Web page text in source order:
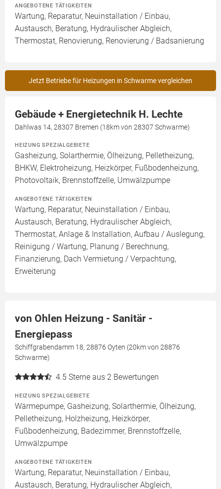
ANGEBOTENE TÄTIGKEITEN
Wartung, Reparatur, Neuinstallation / Einbau,
Austausch, Beratung, Hydraulischer Abgleich,
Thermostat, Renovierung, Renovierung / Badsanierung
Jetzt Betriebe für Heizungen in Schwarme vergleichen
Gebäude + Energietechnik H. Lechte
Dahlwas 14, 28307 Bremen (18km von 28307 Schwarme)
HEIZUNG SPEZIALGEBIETE
Gasheizung, Solarthermie, Ölheizung, Pelletheizung,
BHKW, Elektroheizung, Heizkörper, Fußbodenheizung,
Photovoltaik, Brennstoffzelle, Umwälzpumpe
ANGEBOTENE TÄTIGKEITEN
Wartung, Reparatur, Neuinstallation / Einbau,
Austausch, Beratung, Hydraulischer Abgleich,
Thermostat, Anlage & Installation, Aufbau / Auslegung,
Reinigung / Wartung, Planung / Berechnung,
Finanzierung, Dach Vermietung / Verpachtung,
Erweiterung
von Ohlen Heizung - Sanitär -
Energiepass
Schiffgrabendamm 18, 28876 Oyten (20km von 28876
Schwarme)
4.5 Sterne aus 2 Bewertungen
HEIZUNG SPEZIALGEBIETE
Wärmepumpe, Gasheizung, Solarthermie, Ölheizung,
Pelletheizung, Holzheizung, Heizkörper,
Fußbodenheizung, Badezimmer, Brennstoffzelle,
Umwälzpumpe
ANGEBOTENE TÄTIGKEITEN
Wartung, Reparatur, Neuinstallation / Einbau,
Austausch, Beratung, Hydraulischer Abgleich,